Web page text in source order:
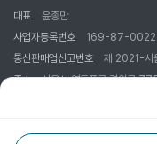
대표
윤종만
사업자등록번호
169-87-
통신판매업신고번호
제 2021-서
주소
서울시 영등포구 경인로